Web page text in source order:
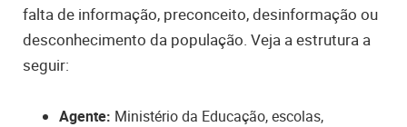
falta de informação, preconceito, desinformação ou
desconhecimento da população. Veja a estrutura a
seguir:
Agente: Ministério da Educação, escolas,